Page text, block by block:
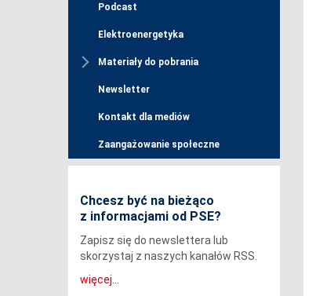
Podcast
Elektroenergetyka
Materiały do pobrania
Newsletter
Kontakt dla mediów
Zaangażowanie społeczne
Chcesz być na bieżąco
z informacjami od PSE?
Zapisz się do newslettera lub
skorzystaj z naszych kanałów RSS.
więcej...